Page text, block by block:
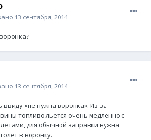
13 сентября, 2014
13 сентября, 2014
ввиду «не нужна воронка». Из-за
топливо льется очень медленно с
для обычной заправки нужна
в воронку.